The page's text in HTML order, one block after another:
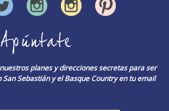
Apúntate
planes y direcciones secretas para ser
San Sebastián y el Basque Country en tu email